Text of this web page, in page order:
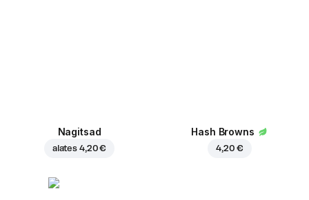
Nagitsad
alates 4,20 €
Hash Browns
4,20 €